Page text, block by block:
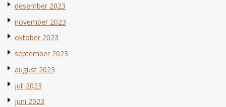
desember 2023
november 2023
oktober 2023
september 2023
august 2023
juli 2023
juni 2023